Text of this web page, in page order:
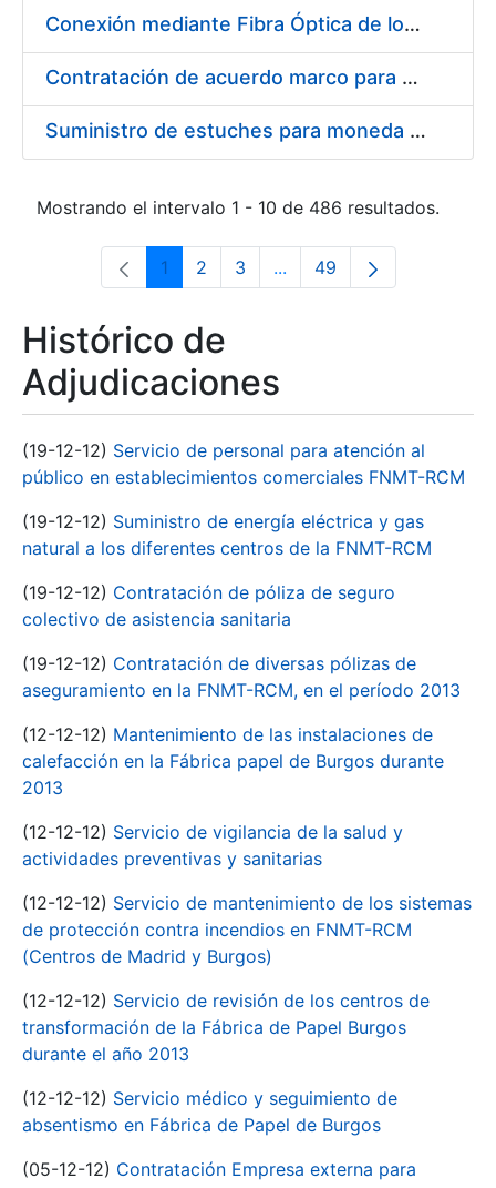
Conexión mediante Fibra Óptica de los Centros de Proceso de Datos (CPDs) de las sedes de la FNMT-RCM de Burgos y Madrid
Contratación de acuerdo marco para el Suministro de Material de Electricidad para la Fábrica Nacional de Moneda y Timbre-Real Casa de la Moneda en su centro de trabajo de Burgos
Suministro de estuches para moneda de 30 €
Mostrando el intervalo 1 - 10 de 486 resultados.
Página
1 Página
2 Página
3 ...Páginas intermedias Use
Página
49
Histórico de
Adjudicaciones
(19-12-12) Servicio de personal para atención al
público en establecimientos comerciales FNMT-RCM
(19-12-12) Suministro de energía eléctrica y gas
natural a los diferentes centros de la FNMT-RCM
(19-12-12) Contratación de póliza de seguro
colectivo de asistencia sanitaria
(19-12-12) Contratación de diversas pólizas de
aseguramiento en la FNMT-RCM, en el período 2013
(12-12-12) Mantenimiento de las instalaciones de
calefacción en la Fábrica papel de Burgos durante
2013
(12-12-12) Servicio de vigilancia de la salud y
actividades preventivas y sanitarias
(12-12-12) Servicio de mantenimiento de los sistemas
de protección contra incendios en FNMT-RCM
(Centros de Madrid y Burgos)
(12-12-12) Servicio de revisión de los centros de
transformación de la Fábrica de Papel Burgos
durante el año 2013
(12-12-12) Servicio médico y seguimiento de
absentismo en Fábrica de Papel de Burgos
(05-12-12) Contratación Empresa externa para